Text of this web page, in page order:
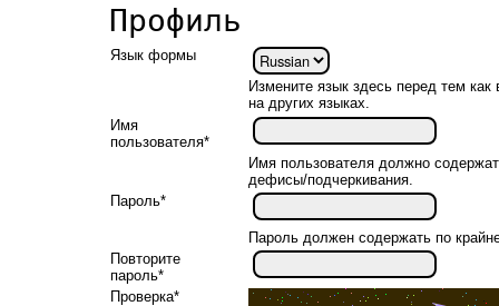
Профиль
Язык формы
Измените язык здесь перед тем
на других языках.
Имя
пользователя*
Имя пользователя должно
дефисы/подчеркивания.
Пароль*
Пароль должен содержать по
Повторите
пароль*
Проверка*